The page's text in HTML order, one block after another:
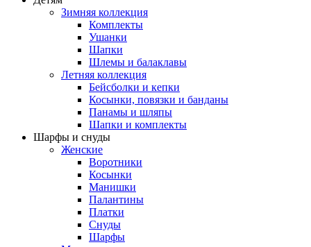
Зимняя коллекция
Комплекты
Ушанки
Шапки
Шлемы и балаклавы
Летняя коллекция
Бейсболки и кепки
Косынки, повязки и банданы
Панамы и шляпы
Шапки и комплекты
Шарфы и снуды
Женские
Воротники
Косынки
Манишки
Палантины
Платки
Снуды
Шарфы